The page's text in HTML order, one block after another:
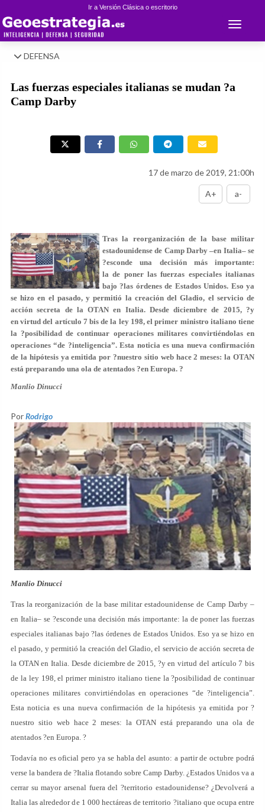
Ir a Versión Clásica o escritorio
Toggle
DEFENSA
Las fuerzas especiales italianas se mudan ?a
Camp Darby
17 de marzo de 2019, 21:00h
A+ a-
Tras la reorganización de la base militar
estadounidense de Camp Darby –en Italia– se
?esconde una decisión más importante:
la de poner las fuerzas especiales italianas
bajo ?las órdenes de Estados Unidos. Eso ya
se hizo en el pasado, y permitió la creación del Gladio, el servicio de
acción secreta de la OTAN en Italia. Desde diciembre de 2015, ?y
en virtud del artículo 7 bis de la ley 198, el primer ministro italiano tiene
la ?posibilidad de continuar operaciones militares convirtiéndolas en
operaciones “de ?inteligencia”. Esta noticia es una nueva confirmación
de la hipótesis ya emitida por ?nuestro sitio web hace 2 meses: la OTAN
está preparando una ola de atentados ?en Europa. ?
Manlio Dinucci
PorRodrigo
Manlio Dinucci
Tras la reorganización de la base militar estadounidense de Camp Darby –
en Italia– se ?esconde una decisión más importante: la de poner las fuerzas
especiales italianas bajo ?las órdenes de Estados Unidos. Eso ya se hizo en
el pasado, y permitió la creación del Gladio, el servicio de acción secreta de
la OTAN en Italia. Desde diciembre de 2015, ?y en virtud del artículo 7 bis
de la ley 198, el primer ministro italiano tiene la ?posibilidad de continuar
operaciones militares convirtiéndolas en operaciones “de ?inteligencia”.
Esta noticia es una nueva confirmación de la hipótesis ya emitida por ?
nuestro sitio web hace 2 meses: la OTAN está preparando una ola de
atentados ?en Europa. ?
Todavía no es oficial pero ya se habla del asunto: a partir de octubre podrá
verse la bandera de ?Italia flotando sobre Camp Darby. ¿Estados Unidos va a
cerrar su mayor arsenal fuera del ?territorio estadounidense? ¿Devolverá a
Italia las alrededor de 1 000 hectáreas de territorio ?italiano que ocupa entre